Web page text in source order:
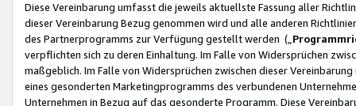
Diese Vereinbarung umfasst die jeweils aktuellste Fassung aller
dieser Vereinbarung Bezug genommen wird und alle anderen
des Partnerprogramms zur Verfügung gestellt werden („
verpflichten sich zu deren Einhaltung. Im Falle von Widersprüchen
maßgeblich. Im Falle von Widersprüchen zwischen dieser
eines gesonderten Marketingprogramms des verbundenen
Unternehmen in Bezug auf das gesonderte Programm. Diese